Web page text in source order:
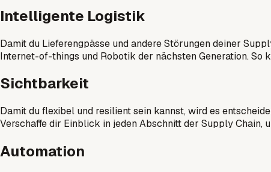
Intelligente Logistik
Damit du Lieferengpässe und andere Störungen deiner
Internet-of-things und Robotik der nächsten Generation. So
Sichtbarkeit
Damit du flexibel und resilient sein kannst, wird es
Verschaffe dir Einblick in jeden Abschnitt der Supply Chain,
Automation